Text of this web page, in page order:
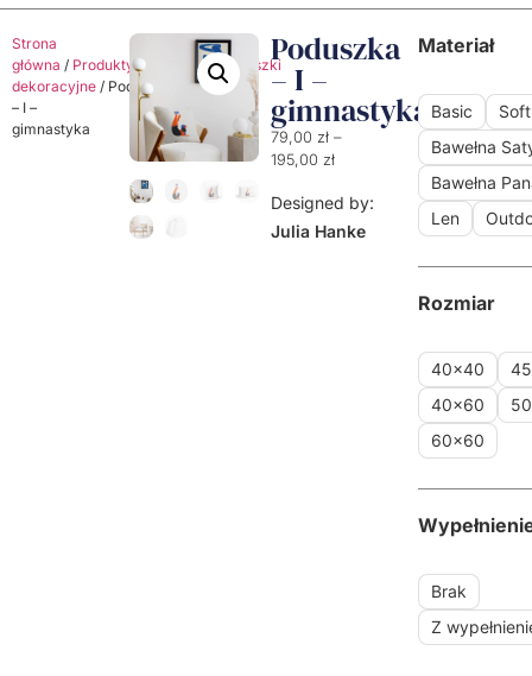
Strona
główna / Produkty/ Poduszki/Poduszki
dekoracyjne / Poduszka
– I –
gimnastyka
Poduszka
– I –
gimnastyka
79,00 zł –
195,00 zł
Designed by:
Julia Hanke
Materiał
Basic
Soft
Bawełna
Bawełna
Len
Rozmiar
40x40
40x60
60x60
Brak
Z